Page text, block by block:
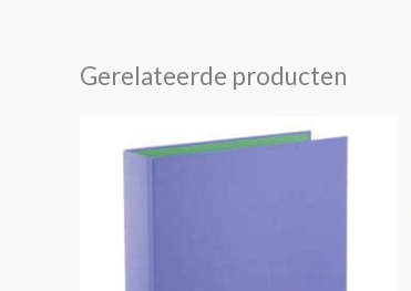
Gerelateerde producten